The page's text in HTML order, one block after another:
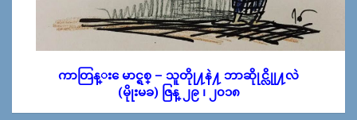
ကာတြန္း ေမာင္ရစ္ – သူတိုု႔နဲ႔ ဘာဆိုုင္လိုု႔လဲ
(မိုုးမခ) ဇြန္ ၂၉ ၊ ၂၀၁၈